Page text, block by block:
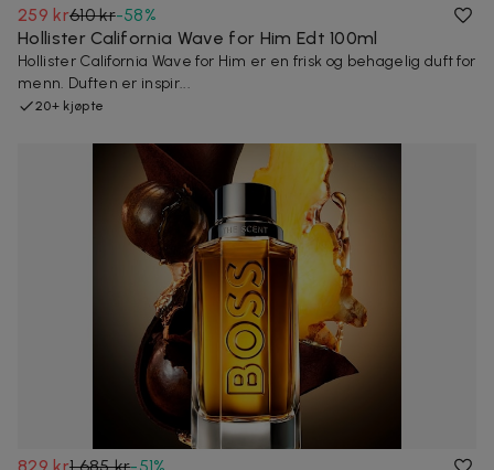
259 kr610 kr-58%
Hollister California Wave for Him Edt 100ml
Hollister California Wave for Him er en frisk og behagelig duft for
menn. Duften er inspir...
20+ kjøpte